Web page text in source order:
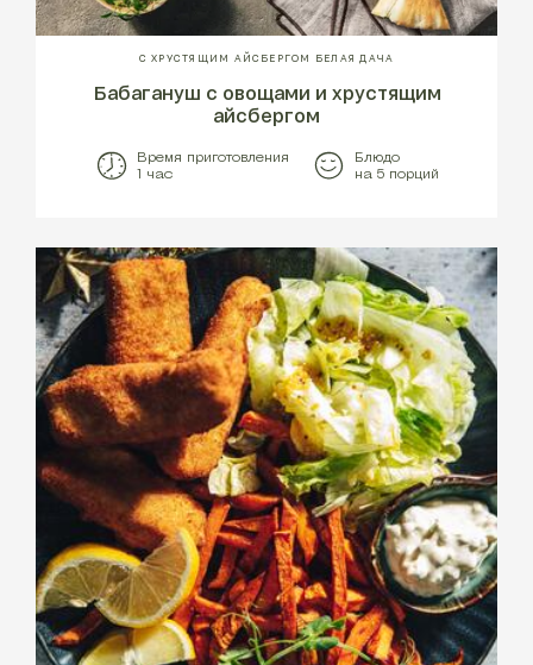
С ХРУСТЯЩИМ АЙСБЕРГОМ БЕЛАЯ ДАЧА
Бабагануш с овощами и хрустящим
айсбергом
Время приготовления
1 час
Блюдо
на 5 порций